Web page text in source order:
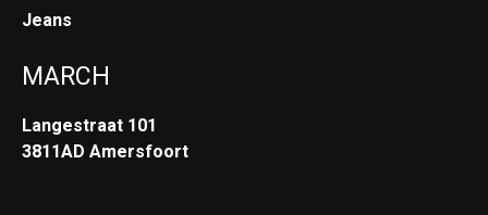
Jeans
MARCH
Langestraat 101
3811AD Amersfoort